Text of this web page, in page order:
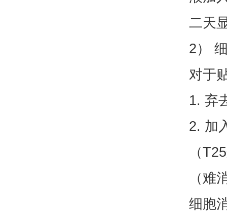
二天
2）
对于
1. 弃
2. 加
（
（难
细胞